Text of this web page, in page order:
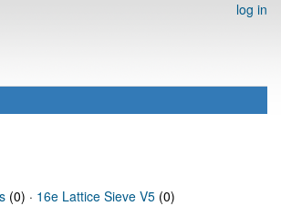
log in
(0) · 16e Lattice Sieve V5 (0)